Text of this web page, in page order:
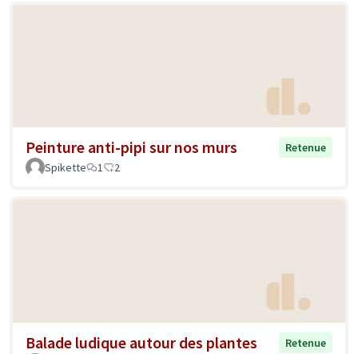
Peinture anti-pipi sur nos murs
Retenue
Spikette
1 2
Balade ludique autour des plantes
Retenue